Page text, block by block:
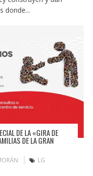
donde...
DE LA «GIRA DE
DE LA GRAN
LG